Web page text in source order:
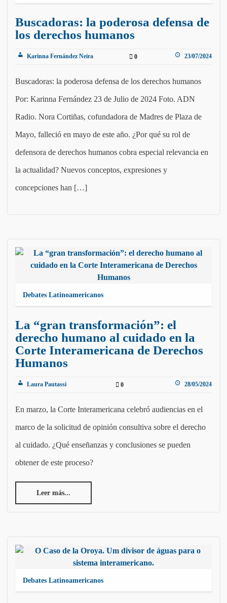
Buscadoras: la poderosa defensa de
los derechos humanos
Karinna Fernández Neira 0 23/07/2024
Buscadoras: la poderosa defensa de los derechos humanos
Por: Karinna Fernández 23 de Julio de 2024 Foto. ADN
Radio. Nora Cortiñas, cofundadora de Madres de Plaza de
Mayo, falleció en mayo de este año. ¿Por qué su rol de
defensora de derechos humanos cobra especial relevancia en
la actualidad? Nuevos conceptos, expresiones y
concepciones han […]
Debates Latinoamericanos
La “gran transformación”: el
derecho humano al cuidado en la
Corte Interamericana de Derechos
Humanos
Laura Pautassi 0 28/05/2024
En marzo, la Corte Interamericana celebró audiencias en el
marco de la solicitud de opinión consultiva sobre el derecho
al cuidado. ¿Qué enseñanzas y conclusiones se pueden
obtener de este proceso?
Leer más...
Debates Latinoamericanos